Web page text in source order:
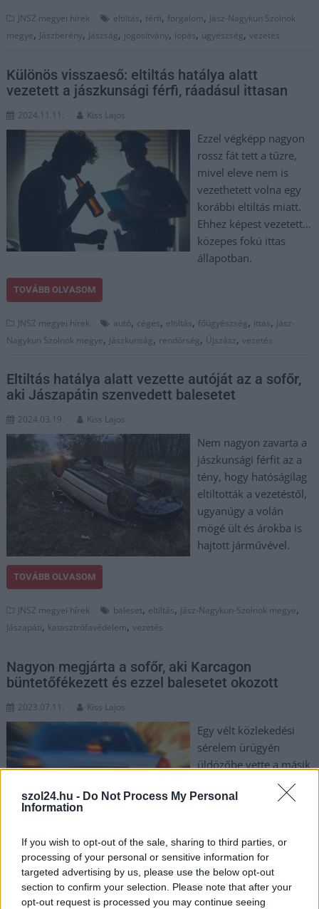
szol24.hu - Do Not Process My Personal
Information
If you wish to opt-out of the sale, sharing to third parties, or
processing of your personal or sensitive information for
targeted advertising by us, please use the below opt-out
section to confirm your selection. Please note that after your
opt-out request is processed you may continue seeing
JNSZ megyei hírek eltiltás, férfi, forgalom, Jász-Nagykun Szolnok
megye, Jászberény, Jászság, jogosítvány, lopás, ügyészség,vezetés
Különös visszaeső: eltiltás hatálya alatt
vezetett a jászkunsági férfi, ráadásul ittasan
2024.11.11. Kiss Lajos
Ezzel végképp nagyon
rossz fát tett a tűzre,
mivel eleve nem is
vezethetett volna egy
korábbi eltiltás miatt.
Ehhez képest vezetett…
közepes fokú ittas
állapotban.
TOVÁBB OLVASOM
JNSZ megyei hírek autó, céges, eltiltás, főügyészség, ittas, Jász-
Nagykun Szolnok megye, Jászkunság, rendőrség, Újszász,vezetés
Eltiltás hatálya alatt vezette autóját az a sofőr,
aki Jászapátin szenvedett balesetet
2024.03.19. Kiss Lajos
Nem nagyon zavarta a
jászkunsági férfit az a
tény, hogy hatóságilag
eltiltották a vezetéstől,
ugyanúgy a volán
mögé ült és árokba is
hajtott járművével.
TOVÁBB OLVASOM
JNSZ megyei hírek baleset, eltiltás, Jász-Nagykun-Szolnok megye,
Jászapáti, katasztrófavédelem,vezetés
Nagyon megjárta a sofőr, aki Karcagon
büntetőfékezett és ezzel balesetet okozott
2023.07.11. Kiss Lajos
Egy vélt közlekedési
sérelem ürügyén
üldözőbe vette a másik
autót vezető hölgyet,
majd több szabályt is
nyomott. Emiatt
összeütközött a két gépkocsi, a büntetőfékezőt viszont a
bíróság jogerősen is elmarasztalta. Soha többé nem vezethet.
Megérte?